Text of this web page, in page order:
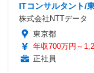
ITコンサルタント/
株式会社NTTデータ
東京都
年収700万円～
正社員